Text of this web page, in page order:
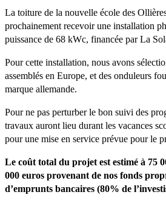
La toiture de la nouvelle école des
prochainement recevoir une installation
puissance de 68 kWc, financée par La
Pour cette installation, nous avons
assemblés en Europe, et des onduleurs
marque allemande.
Pour ne pas perturber le bon suivi des
travaux auront lieu durant les vacances
pour une mise en service prévue pour le
Le coût total du projet est estimé à 75
000 euros provenant de nos fonds
d’emprunts bancaires (80% de